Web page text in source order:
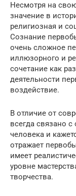
Несмотря на
значение в
религиозная и
Сознание
очень сложное
иллюзорного и
сочетание как
деятельности
воздействие.
В отличие от
всегда связано
человека и
отражает
имеет
уровне
творчества.